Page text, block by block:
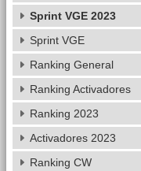
Sprint VGE 2023
Sprint VGE
Ranking General
Ranking Activadores
Ranking 2023
Activadores 2023
Ranking CW